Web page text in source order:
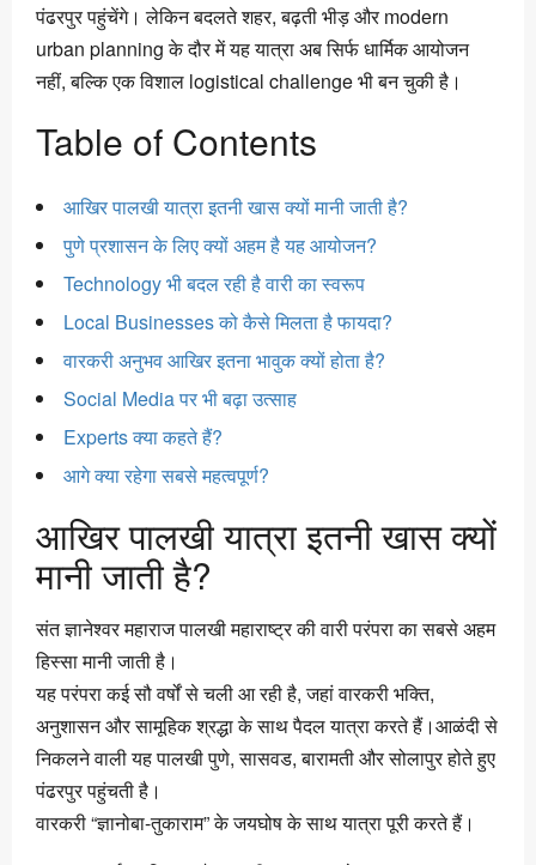
पंढरपुर पहुंचेंगे। लेकिन बदलते शहर, बढ़ती भीड़ और modern
urban planning के दौर में यह यात्रा अब सिर्फ धार्मिक आयोजन
नहीं, बल्कि एक विशाल logistical challenge भी बन चुकी है।
Table of Contents
आखिर पालखी यात्रा इतनी खास क्यों मानी जाती है?
पुणे प्रशासन के लिए क्यों अहम है यह आयोजन?
Technology भी बदल रही है वारी का स्वरूप
Local Businesses को कैसे मिलता है फायदा?
वारकरी अनुभव आखिर इतना भावुक क्यों होता है?
Social Media पर भी बढ़ा उत्साह
Experts क्या कहते हैं?
आगे क्या रहेगा सबसे महत्वपूर्ण?
आखिर पालखी यात्रा इतनी खास क्यों
मानी जाती है?
संत ज्ञानेश्वर महाराज पालखी महाराष्ट्र की वारी परंपरा का सबसे अहम
हिस्सा मानी जाती है।
यह परंपरा कई सौ वर्षों से चली आ रही है, जहां वारकरी भक्ति,
अनुशासन और सामूहिक श्रद्धा के साथ पैदल यात्रा करते हैं।आळंदी से
निकलने वाली यह पालखी पुणे, सासवड, बारामती और सोलापुर होते हुए
पंढरपुर पहुंचती है।
वारकरी “ज्ञानोबा-तुकाराम” के जयघोष के साथ यात्रा पूरी करते हैं।